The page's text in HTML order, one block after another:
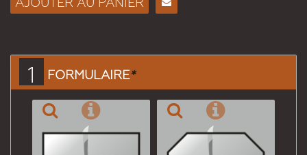
1 FORMULAIRE*